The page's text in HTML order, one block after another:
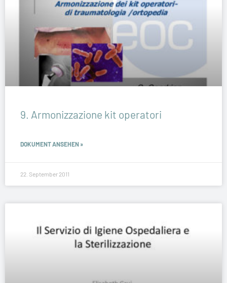
9. Armonizzazione kit operatori
DOKUMENT ANSEHEN »
22. September 2011